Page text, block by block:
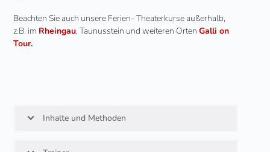
Beachten Sie auch unsere Ferien- Theaterkurse außerhalb,
z.B. im Rheingau, Taunusstein und weiteren OrtenGalli on
Tour.
Inhalte und Methoden